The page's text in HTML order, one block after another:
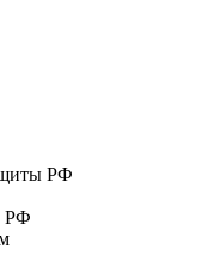
РФ
РФ